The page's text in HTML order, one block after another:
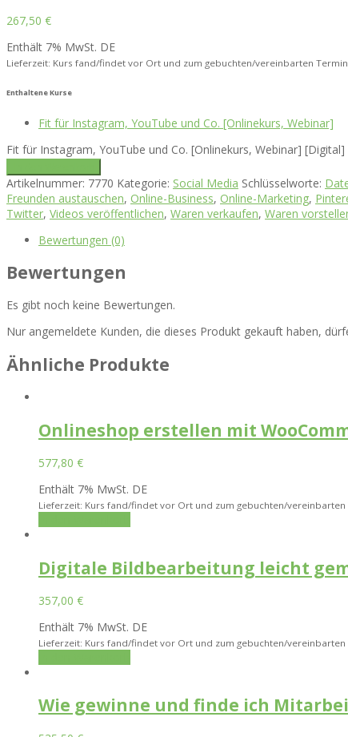
267,50 €
Enthält 7% MwSt. DE
Lieferzeit: Kurs fand/findet vor Ort und zum gebuchten/vereinbarten
Enthaltene Kurse
Fit für Instagram, YouTube und Co. [Onlinekurs, Webinar]
Fit für Instagram, YouTube und Co. [Onlinekurs, Webinar] [Digital]
Artikelnummer: 7770 Kategorie: Social Media Schlüsselworte:
Freunden austauschen, Online-Business, Online-Marketing,
Twitter, Videos veröffentlichen, Waren verkaufen, Waren
Bewertungen (0)
Bewertungen
Es gibt noch keine Bewertungen.
Nur angemeldete Kunden, die dieses Produkt gekauft haben,
Ähnliche Produkte
Onlineshop erstellen mit
577,80 €
Enthält 7% MwSt. DE
Lieferzeit: Kurs fand/findet vor Ort und zum gebuchten/
Digitale Bildbearbeitung leicht
357,00 €
Enthält 7% MwSt. DE
Lieferzeit: Kurs fand/findet vor Ort und zum gebuchten/
Wie gewinne und finde ich